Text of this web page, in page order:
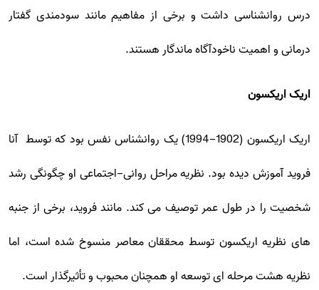
درس روانشناسی داشت و برخی از مفاهیم مانند سودمندی گفتار
درمانی و اهمیت ناخودآگاه ماندگار هستند.
اریک اریکسون
اریک اریکسون (1902-1994) یک روانشناس نفس بود که توسط آنا
فروید آموزش دیده بود. نظریه مراحل روانی-اجتماعی او چگونگی رشد
شخصیت را در طول عمر توصیف می کند. مانند فروید، برخی از جنبه
های نظریه اریکسون توسط محققان معاصر منسوخ شده است، اما
نظریه هشت مرحله ای توسعه او همچنان محبوب و تأثیرگذار است.